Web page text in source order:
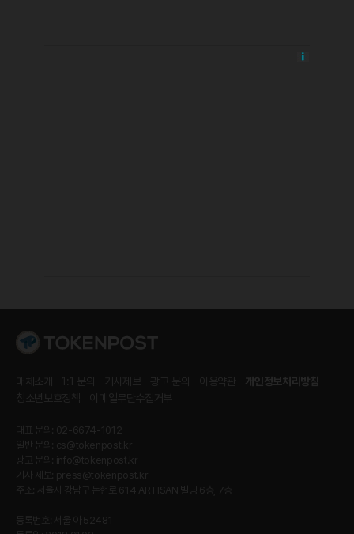
매체소개 기사제보 광고 문의 이용약관
개인정보처리방침
청소년보호정책
이메일무단수집거부
대표 문의: 02-6674-1012
일반 문의: cs@tokenpost.kr
광고 문의:
info@tokenpost.kr
기사 제보: press@tokenpost.kr
주소: 서울시 강남구 논현로 614 ARTISAN 빌딩 6층, 7층
등록번호: 서울 아 52481